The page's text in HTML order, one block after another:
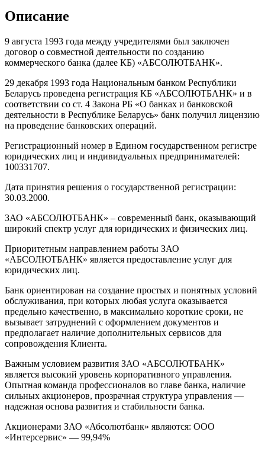
Описание
9 августа 1993 года между учредителями был заключен
договор о совместной деятельности по созданию
коммерческого банка (далее КБ) «АБСОЛЮТБАНК».
29 декабря 1993 года Национальным банком Республики
Беларусь проведена регистрация КБ «АБСОЛЮТБАНК» и в
соответствии со ст. 4 Закона РБ «О банках и банковской
деятельности в Республике Беларусь» банк получил лицензию
на проведение банковских операций.
Регистрационный номер в Едином государственном регистре
юридических лиц и индивидуальных предпринимателей:
100331707.
Дата принятия решения о государственной регистрации:
30.03.2000.
ЗАО «АБСОЛЮТБАНК» – современный банк, оказывающий
широкий спектр услуг для юридических и физических лиц.
Приоритетным направлением работы ЗАО
«АБСОЛЮТБАНК» является предоставление услуг для
юридических лиц.
Банк ориентирован на создание простых и понятных условий
обслуживания, при которых любая услуга оказывается
предельно качественно, в максимально короткие сроки, не
вызывает затруднений с оформлением документов и
предполагает наличие дополнительных сервисов для
сопровождения Клиента.
Важным условием развития ЗАО «АБСОЛЮТБАНК»
является высокий уровень корпоративного управления.
Опытная команда профессионалов во главе банка, наличие
сильных акционеров, прозрачная структура управления —
надежная основа развития и стабильности банка.
Акционерами ЗАО «Абсолютбанк» являются: ООО
«Интерсервис» — 99,94%